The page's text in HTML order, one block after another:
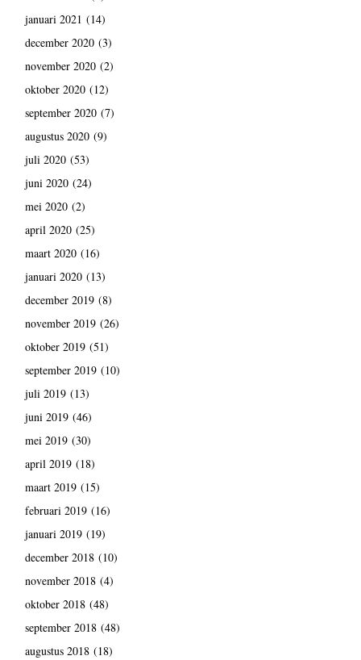
januari 2021 (14)
december 2020(3)
november 2020(2)
oktober 2020(12)
september 2020(7)
augustus 2020(9)
juli 2020(53)
juni 2020(24)
mei 2020(2)
april 2020(25)
maart 2020(16)
januari 2020(13)
december 2019(8)
november 2019(26)
oktober 2019(51)
september 2019(10)
juli 2019(13)
juni 2019(46)
mei 2019(30)
april 2019(18)
maart 2019(15)
februari 2019(16)
januari 2019(19)
december 2018(10)
november 2018(4)
oktober 2018(48)
september 2018(48)
augustus 2018(18)